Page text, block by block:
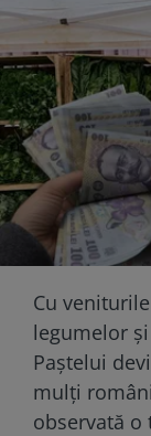
Cu
legumelor
Paștelui
mulți
observată